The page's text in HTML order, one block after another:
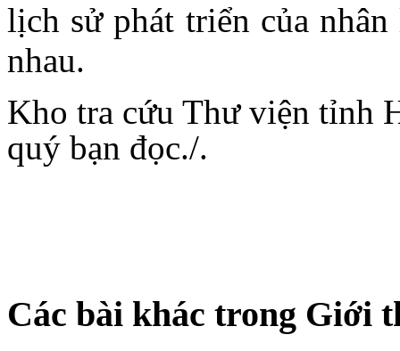
lịch sử phát triển của
nhau.
Kho tra cứu Thư viện tỉnh
quý bạn đọc./.
Các bài khác trong Giới